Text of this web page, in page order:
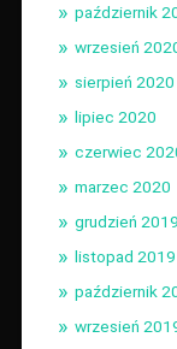
październik
wrzesień
sierpień 2020
lipiec 2020
czerwiec
marzec 2020
grudzień 2019
listopad 2019
październik
wrzesień